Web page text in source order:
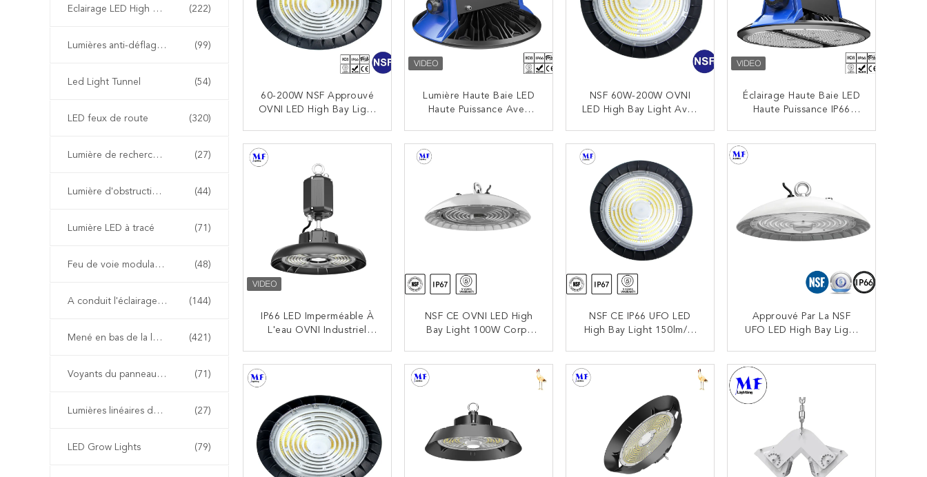
Eclairage LED High Bay (222)
Lumières anti-déflagrantes de LED (99)
Led Light Tunnel (54)
LED feux de route (320)
Lumière de recherche à LED (27)
Lumière d'obstruction d'aviation de LED (44)
Lumière LED à tracé (71)
Feu de voie modulable (48)
A conduit l'éclairage extérieur paysage (144)
Mené en bas de la lumière (421)
Voyants du panneau de LED (71)
Lumières linéaires de LED (27)
LED Grow Lights (79)
60-200W NSF Approuvé
OVNI LED High Bay Light
CONTACTEZ
Lumière Haute Baie LED
Haute Puissance Avec
Badminton En Plein Air
CONTACTEZ
NSF 60W-200W OVNI
LED High Bay Light Avec
Aliments Entrepôt
D'usine
CONTACTEZ
Éclairage Haute Baie LED
Haute Puissance IP66
CONTACTEZ
IP66 LED Imperméable À
L'eau OVNI Industriel
Garantie 100W / 150W /
CONTACTEZ
NSF CE OVNI LED High
Bay Light 100W Corps
CONTACTEZ
NSF CE IP66 UFO LED
High Bay Light 150lm/W
Nettoyer Entrepôt De
Supermarché
CONTACTEZ
Approuvé Par La NSF
UFO LED High Bay Light
CONTACTEZ